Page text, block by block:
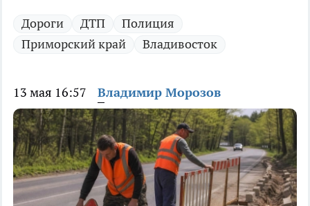
Дороги ДТП
Полиция
Приморский край
Владивосток
13 мая 16:57 Владимир Морозов